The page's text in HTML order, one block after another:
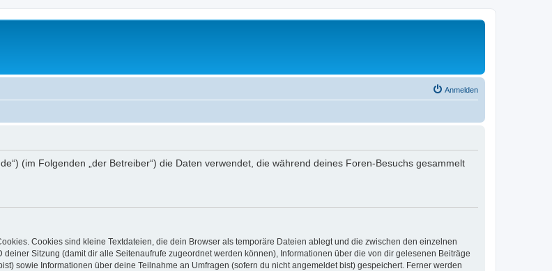
Anmelden
(im Folgenden „der Betreiber“) die Daten verwendet, die während deines Foren-Besuchs gesammelt
Cookies sind kleine Textdateien, die dein Browser als temporäre Dateien ablegt und die zwischen den einzelnen
Sitzung (damit dir alle Seitenaufrufe zugeordnet werden können), Informationen über die von dir gelesenen Beiträge
sowie Informationen über deine Teilnahme an Umfragen (sofern du nicht angemeldet bist) gespeichert. Ferner werden